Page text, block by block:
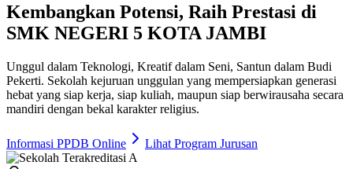
Kembangkan Potensi, Raih Prestasi di
SMK NEGERI 5 KOTA JAMBI
Unggul dalam Teknologi, Kreatif dalam Seni, Santun dalam Budi
Pekerti. Sekolah kejuruan unggulan yang mempersiapkan generasi
hebat yang siap kerja, siap kuliah, maupun siap berwirausaha secara
mandiri dengan bekal karakter religius.
Informasi PPDB Online Lihat Program Jurusan